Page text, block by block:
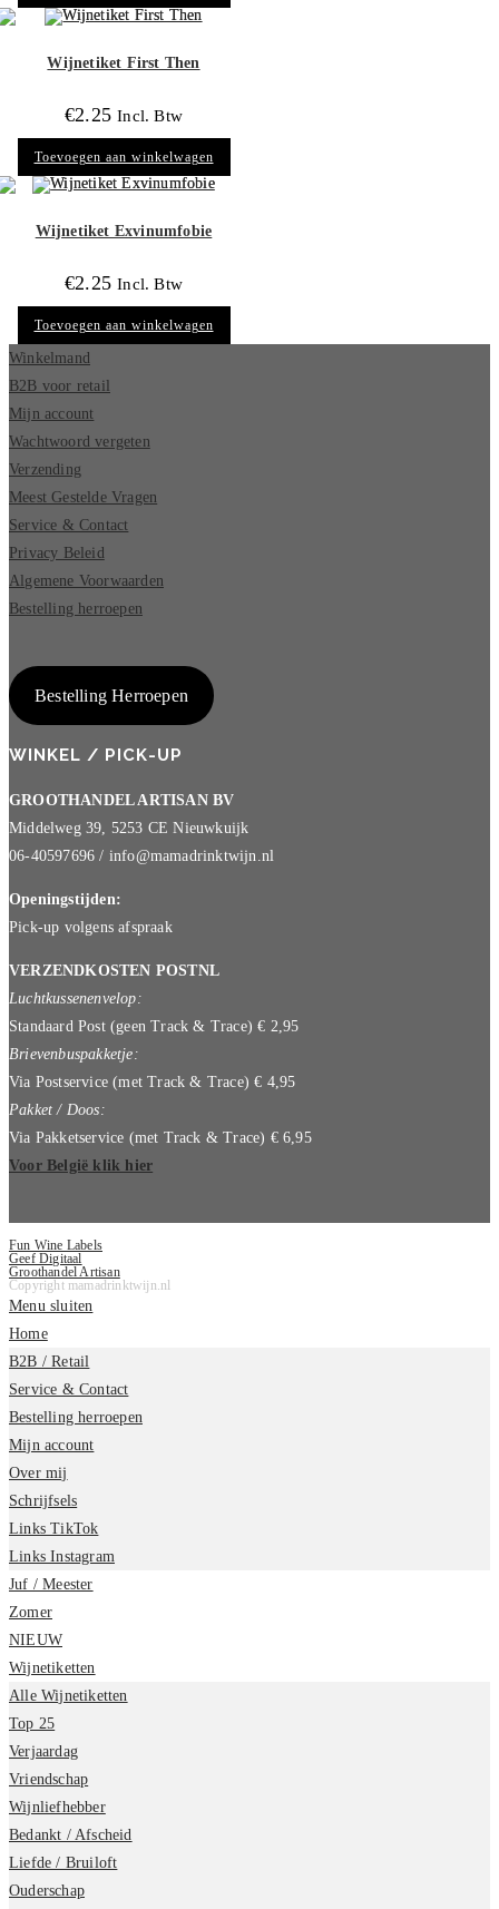
Wijnetiket First Then
€2.25 Incl. Btw
Toevoegen aan winkelwagen
Wijnetiket Exvinumfobie
€2.25 Incl. Btw
Toevoegen aan winkelwagen
Winkelmand
B2B voor retail
Mijn account
Wachtwoord vergeten
Verzending
Meest Gestelde Vragen
Service & Contact
Privacy Beleid
Algemene Voorwaarden
Bestelling herroepen
Bestelling Herroepen
WINKEL / PICK-UP
GROOTHANDEL ARTISAN BV
Middelweg 39, 5253 CE Nieuwkuijk
06-40597696 / info@mamadrinktwijn.nl
Openingstijden:
Pick-up volgens afspraak
VERZENDKOSTEN POSTNL
Luchtkussenenvelop:
Standaard Post (geen Track & Trace) € 2,95
Brievenbuspakketje:
Via Postservice (met Track & Trace) € 4,95
Pakket / Doos:
Via Pakketservice (met Track & Trace) € 6,95
Voor België klik hier
Fun Wine Labels
Geef Digitaal
Groothandel Artisan
Copyright mamadrinktwijn.nl
Menu sluiten
Home
B2B / Retail
Service & Contact
Bestelling herroepen
Mijn account
Over mij
Schrijfsels
Links TikTok
Links Instagram
Juf / Meester
Zomer
NIEUW
Wijnetiketten
Alle Wijnetiketten
Top 25
Verjaardag
Vriendschap
Wijnliefhebber
Bedankt / Afscheid
Liefde / Bruiloft
Ouderschap